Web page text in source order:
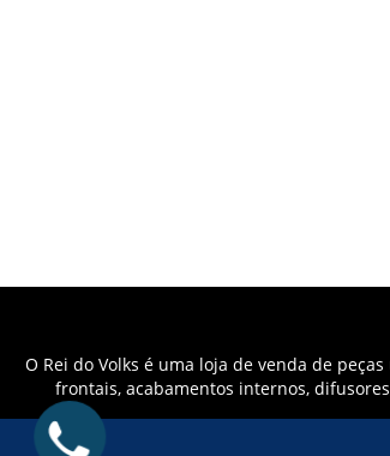
O Rei do Volks é uma loja de venda de
frontais, acabamentos internos,